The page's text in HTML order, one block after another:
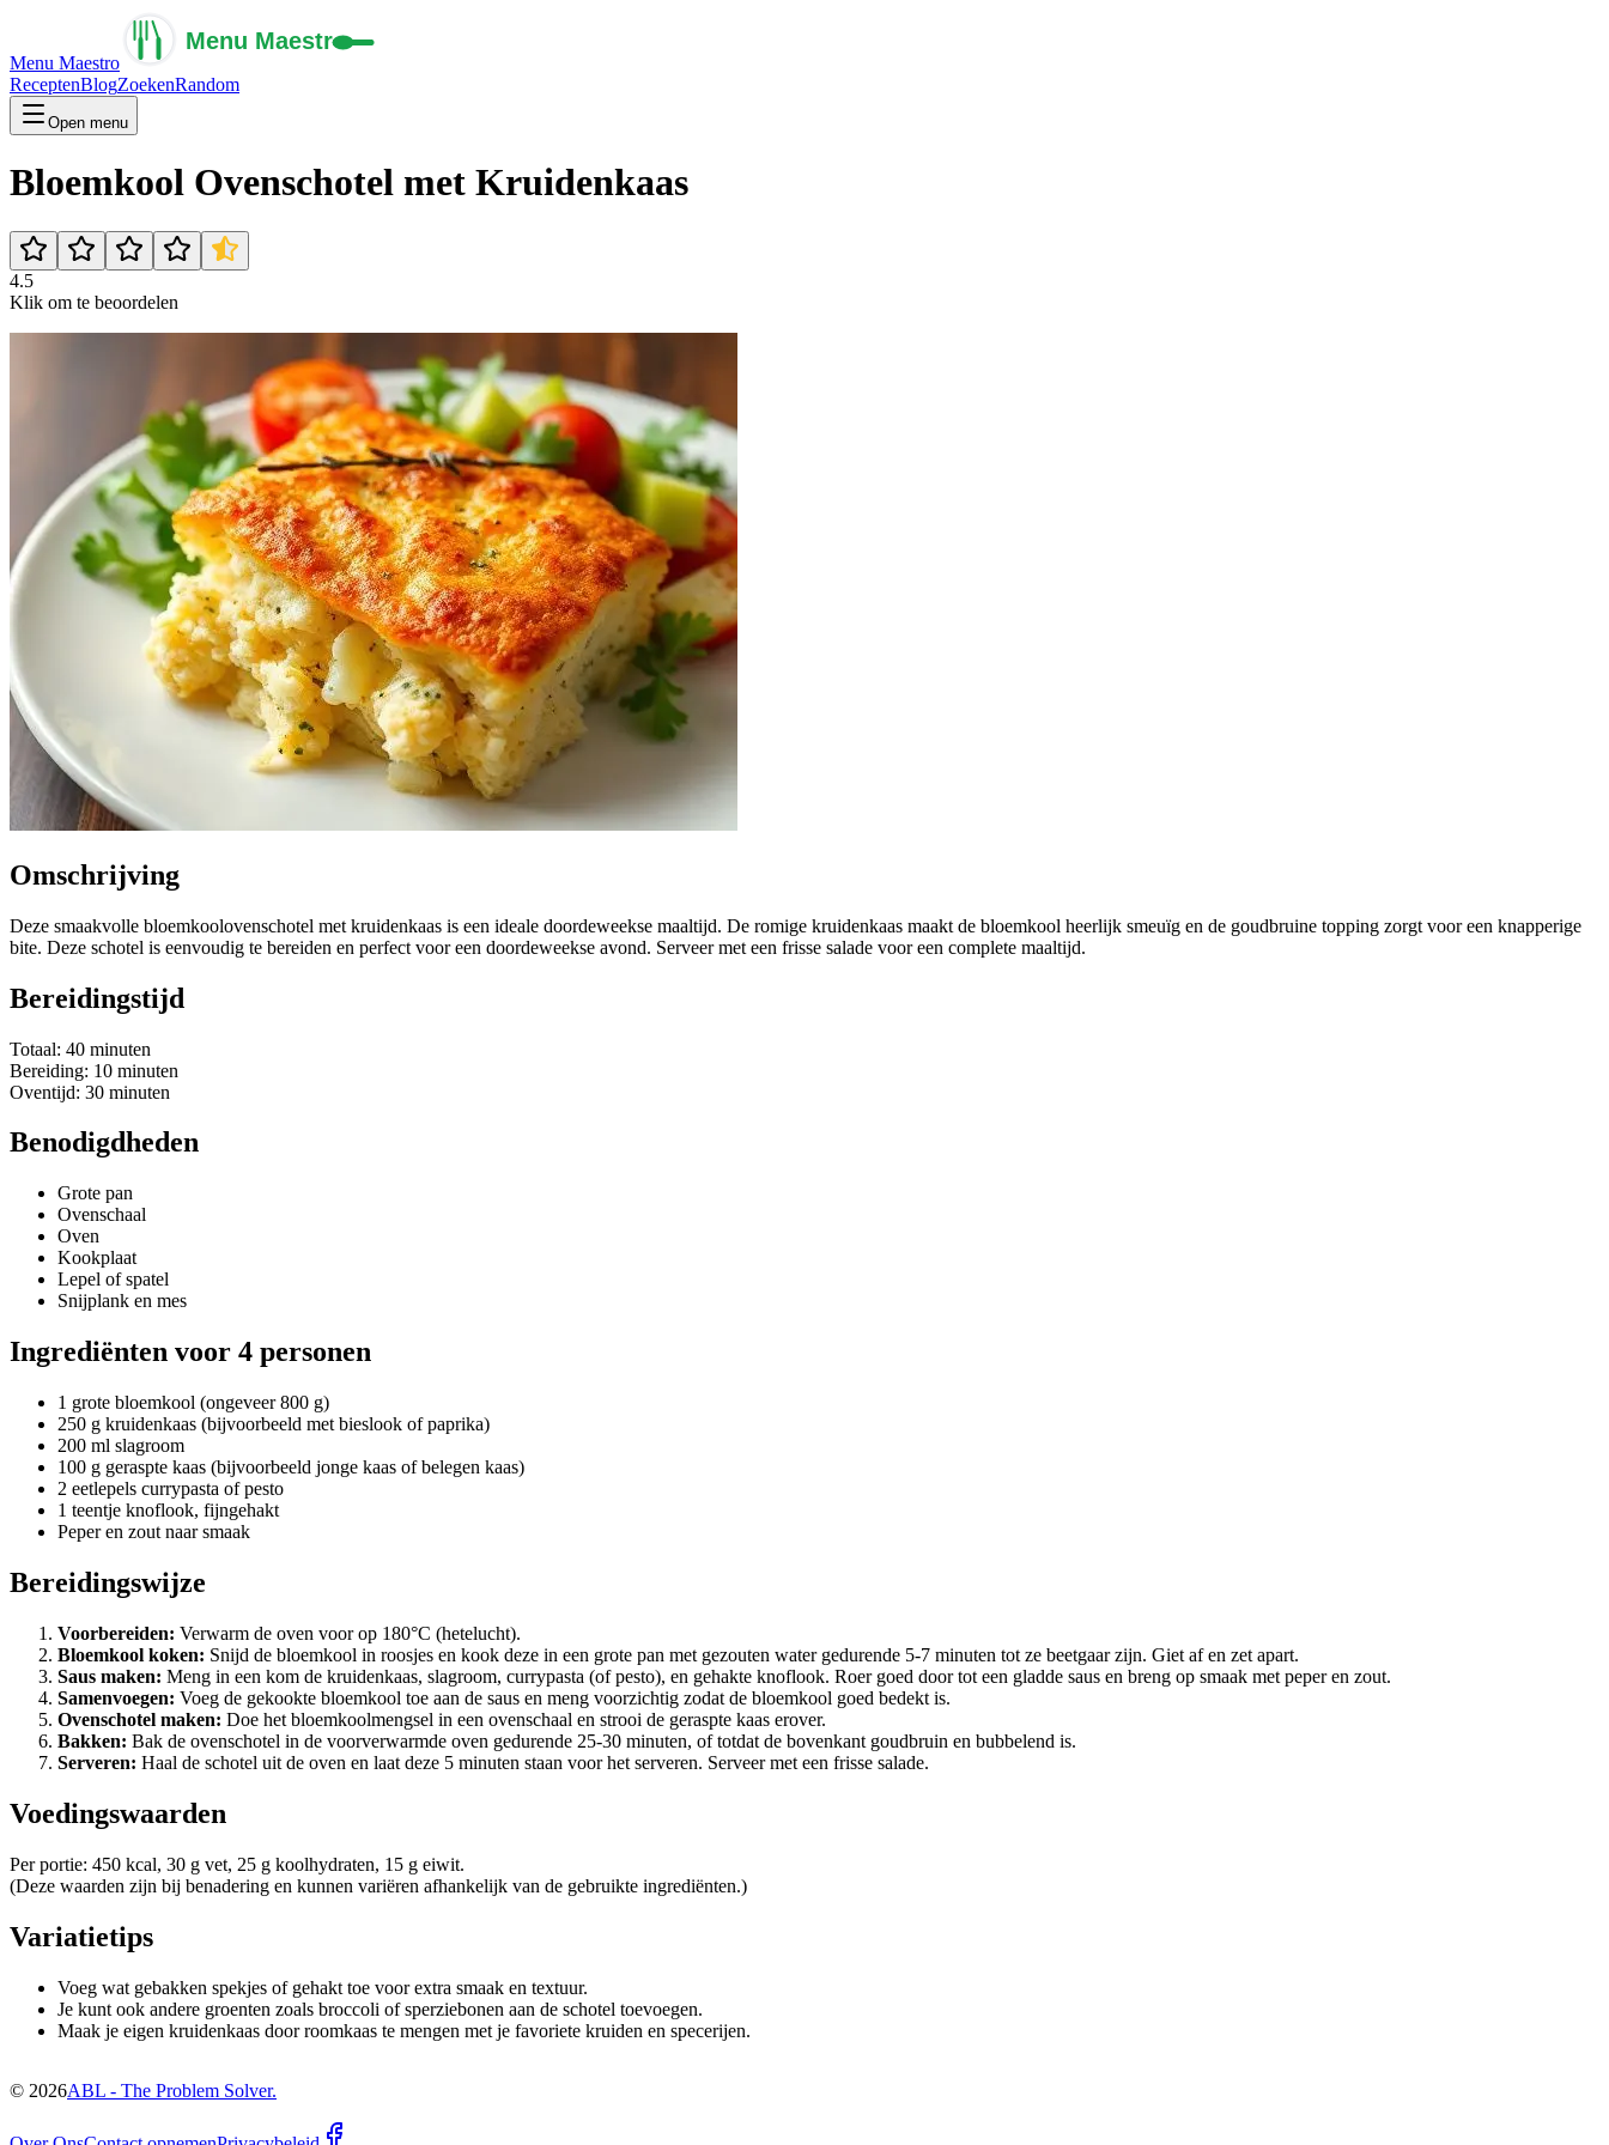
Menu Maestro
ReceptenBlogZoekenRandom
Open menu
Bloemkool Ovenschotel met Kruidenkaas
4.5
Klik om te beoordelen
Omschrijving
Deze smaakvolle bloemkoolovenschotel met kruidenkaas is een ideale doordeweekse maaltijd. De romige kruidenkaas maakt de bloemkool heerlijk smeuïg en de goudbruine topping zorgt voor een knapperige
bite. Deze schotel is eenvoudig te bereiden en perfect voor een doordeweekse avond. Serveer met een frisse salade voor een complete maaltijd.
Bereidingstijd
Totaal: 40 minuten
Bereiding: 10 minuten
Oventijd: 30 minuten
Benodigdheden
Grote pan
Ovenschaal
Oven
Kookplaat
Lepel of spatel
Snijplank en mes
Ingrediënten voor 4 personen
1 grote bloemkool (ongeveer 800 g)
250 g kruidenkaas (bijvoorbeeld met bieslook of paprika)
200 ml slagroom
100 g geraspte kaas (bijvoorbeeld jonge kaas of belegen kaas)
2 eetlepels currypasta of pesto
1 teentje knoflook, fijngehakt
Peper en zout naar smaak
Bereidingswijze
Voorbereiden: Verwarm de oven voor op 180°C (hetelucht).
Bloemkool koken: Snijd de bloemkool in roosjes en kook deze in een grote pan met gezouten water gedurende 5-7 minuten tot ze beetgaar zijn. Giet af en zet apart.
Saus maken: Meng in een kom de kruidenkaas, slagroom, currypasta (of pesto), en gehakte knoflook. Roer goed door tot een gladde saus en breng op smaak met peper en zout.
Samenvoegen: Voeg de gekookte bloemkool toe aan de saus en meng voorzichtig zodat de bloemkool goed bedekt is.
Ovenschotel maken: Doe het bloemkoolmengsel in een ovenschaal en strooi de geraspte kaas erover.
Bakken: Bak de ovenschotel in de voorverwarmde oven gedurende 25-30 minuten, of totdat de bovenkant goudbruin en bubbelend is.
Serveren: Haal de schotel uit de oven en laat deze 5 minuten staan voor het serveren. Serveer met een frisse salade.
Voedingswaarden
Per portie: 450 kcal, 30 g vet, 25 g koolhydraten, 15 g eiwit.
(Deze waarden zijn bij benadering en kunnen variëren afhankelijk van de gebruikte ingrediënten.)
Variatietips
Voeg wat gebakken spekjes of gehakt toe voor extra smaak en textuur.
Je kunt ook andere groenten zoals broccoli of sperziebonen aan de schotel toevoegen.
Maak je eigen kruidenkaas door roomkaas te mengen met je favoriete kruiden en specerijen.
© 2026ABL - The Problem Solver.